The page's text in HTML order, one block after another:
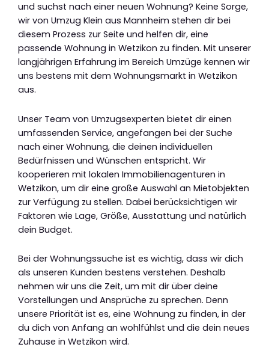
und suchst nach einer neuen Wohnung? Keine Sorge,
wir von Umzug Klein aus Mannheim stehen dir bei
diesem Prozess zur Seite und helfen dir, eine
passende Wohnung in Wetzikon zu finden. Mit unserer
langjährigen Erfahrung im Bereich Umzüge kennen wir
uns bestens mit dem Wohnungsmarkt in Wetzikon
aus.
Unser Team von Umzugsexperten bietet dir einen
umfassenden Service, angefangen bei der Suche
nach einer Wohnung, die deinen individuellen
Bedürfnissen und Wünschen entspricht. Wir
kooperieren mit lokalen Immobilienagenturen in
Wetzikon, um dir eine große Auswahl an Mietobjekten
zur Verfügung zu stellen. Dabei berücksichtigen wir
Faktoren wie Lage, Größe, Ausstattung und natürlich
dein Budget.
Bei der Wohnungssuche ist es wichtig, dass wir dich
als unseren Kunden bestens verstehen. Deshalb
nehmen wir uns die Zeit, um mit dir über deine
Vorstellungen und Ansprüche zu sprechen. Denn
unsere Priorität ist es, eine Wohnung zu finden, in der
du dich von Anfang an wohlfühlst und die dein neues
Zuhause in Wetzikon wird.